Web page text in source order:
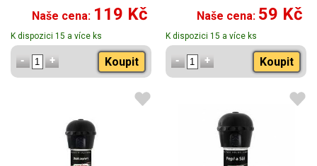
Naše cena: 119 Kč
K dispozici 15 a více ks
Koupit
Naše cena: 59 Kč
K dispozici 15 a více ks
Koupit